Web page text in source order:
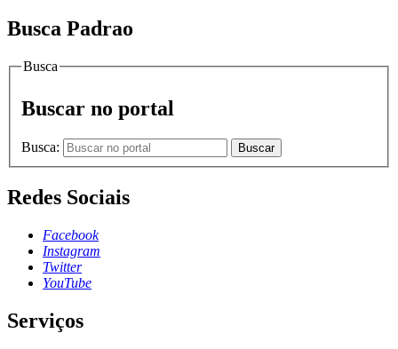
Busca Padrao
Busca
Buscar no portal
Busca: Buscar
Redes Sociais
Facebook
Instagram
Twitter
YouTube
Serviços